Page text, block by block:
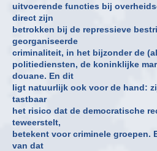
uitvoerende functies bij
direct zijn
betrokken bij de repressieve
georganiseerde
criminaliteit, in het bijzonder de
politiediensten, de koninklijke
douane. En dit
ligt natuurlijk ook voor de hand:
tastbaar
het risico dat de democratische
teweerstelt,
betekent voor criminele groepen.
van dat